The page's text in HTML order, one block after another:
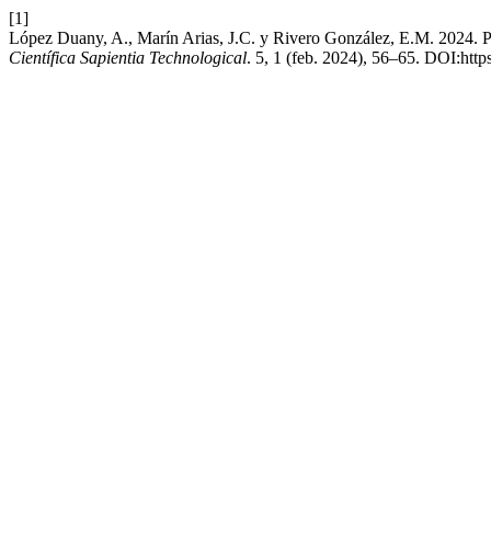
[1]
López Duany, A., Marín Arias, J.C. y Rivero González, E.M. 2024.
Científica Sapientia Technological. 5, 1 (feb. 2024), 56–65.